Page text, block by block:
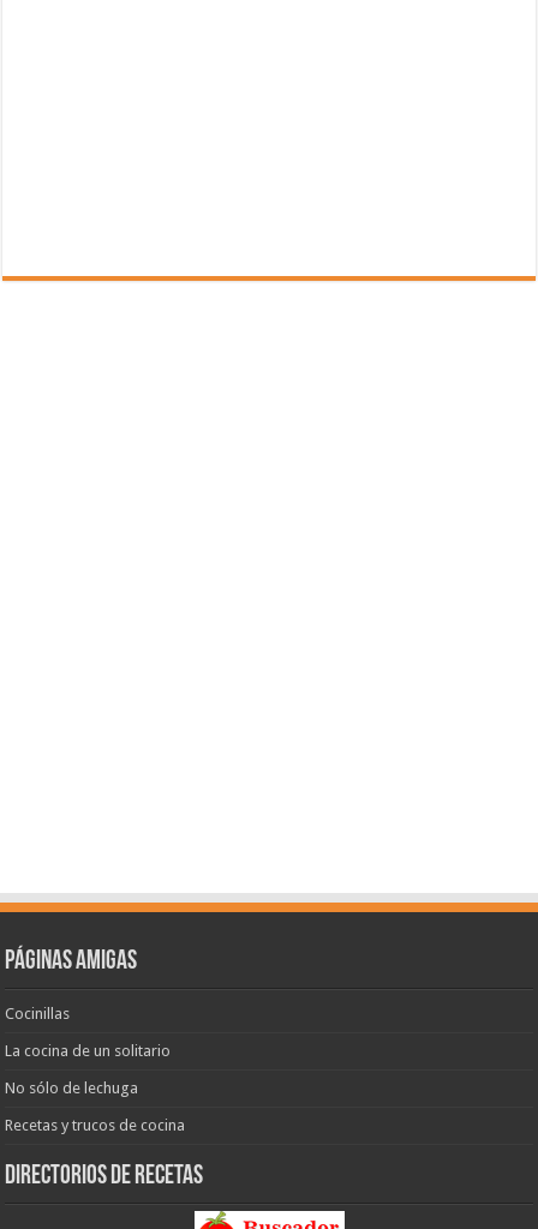
Páginas amigas
Cocinillas
La cocina de un solitario
No sólo de lechuga
Recetas y trucos de cocina
Directorios de recetas